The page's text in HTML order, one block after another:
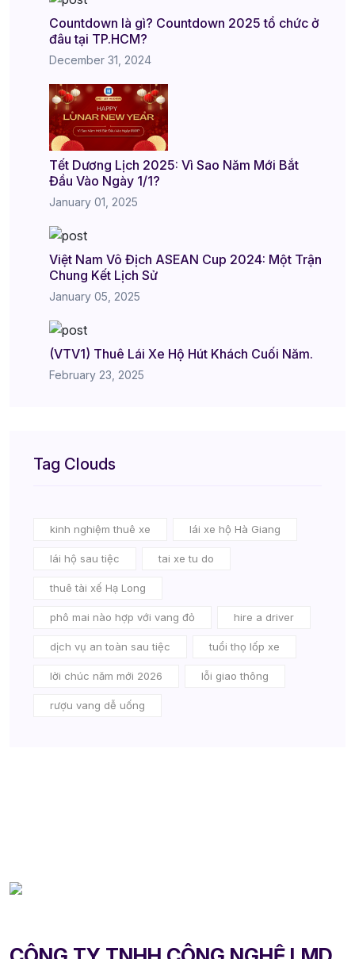
Countdown là gì? Countdown 2025 tổ chức ở
đâu tại TP.HCM?
December 31, 2024
Tết Dương Lịch 2025: Vì Sao Năm Mới Bắt
Đầu Vào Ngày 1/1?
January 01, 2025
Việt Nam Vô Địch ASEAN Cup 2024: Một Trận
Chung Kết Lịch Sử
January 05, 2025
(VTV1) Thuê Lái Xe Hộ Hút Khách Cuối Năm.
February 23, 2025
Tag Clouds
kinh nghiệm thuê xe lái xe hộ Hà Giang
lái hộ sau tiệc tai xe tu do
thuê tài xế Hạ Long
phô mai nào hợp với vang đỏ hire a driver
dịch vụ an toàn sau tiệc tuổi thọ lốp xe
lời chúc năm mới 2026 lỗi giao thông
rượu vang dễ uống